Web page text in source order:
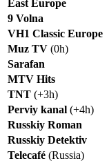
East Europe
9 Volna
VH1 Classic Europe
Muz TV (0h)
Sarafan
MTV Hits
TNT (+3h)
Perviy kanal (+4h)
Russkiy Roman
Russkiy Detektiv
Telecafé (Russia)